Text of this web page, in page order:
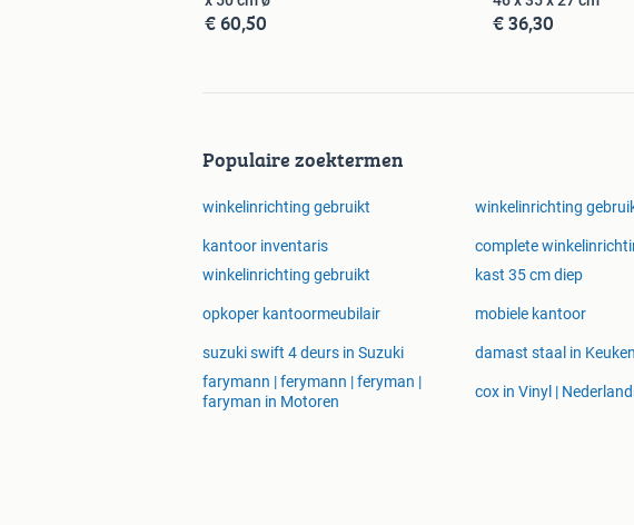
€ 60,50 € 36,30
Populaire zoektermen
winkelinrichting gebruikt winkelinrichting
kantoor inventaris complete
winkelinrichting gebruikt
kast 35 cm diep
opkoper kantoormeubilair mobiele kantoor
suzuki swift 4 deurs in Suzuki
damast staal in
farymann | ferymann | feryman |
faryman in Motoren
cox in Vinyl |